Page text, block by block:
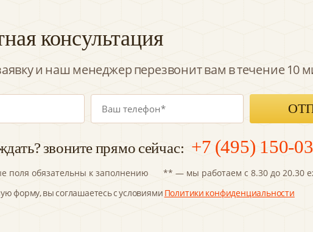
консультация
и наш менеджер перезвонит вам в течение 10
звоните прямо сейчас: +7 (495) 150-
поля обязательны к заполнению
** — мы работаем с 8.30 до 20.30
форму, вы соглашаетесь с условиями Политики конфиденциальности